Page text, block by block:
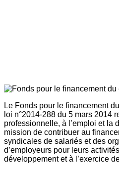
Le Fonds pour le financement
loi n°2014-288 du 5 mars 2014
professionnelle, à l’emploi et la
mission de contribuer au
syndicales de salariés et des
d’employeurs pour leurs
développement et à l’exercice